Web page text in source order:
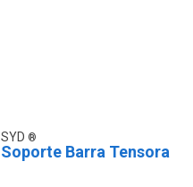
SYD
Soporte Barra Tensora